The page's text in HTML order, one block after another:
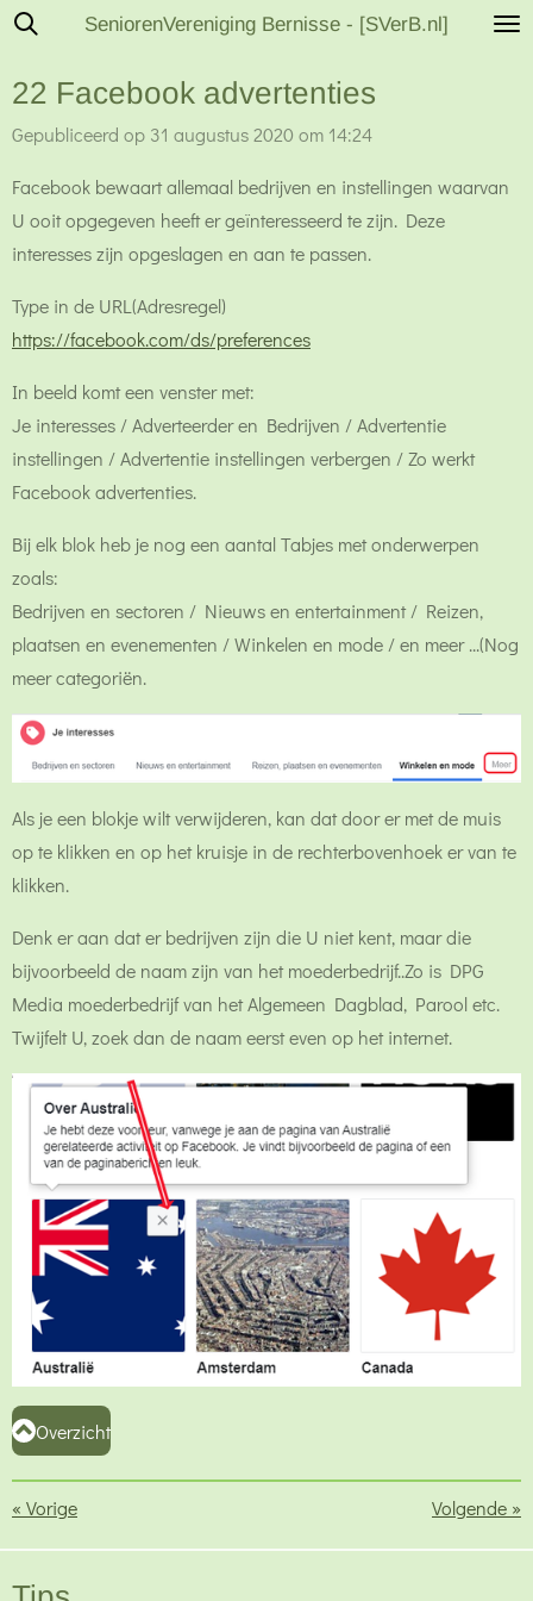
Ga
naar
de
SeniorenVereniging Bernisse - [SVerB.nl]
22 Facebook advertenties
Gepubliceerd op 31 augustus 2020 om 14:24
Facebook bewaart allemaal bedrijven en instellingen waarvan
U ooit opgegeven heeft er geïnteresseerd te zijn. Deze
interesses zijn opgeslagen en aan te passen.
Type in de URL(Adresregel)
https://facebook.com/ds/preferences
In beeld komt een venster met:
Je interesses / Adverteerder en Bedrijven / Advertentie
instellingen / Advertentie instellingen verbergen / Zo werkt
Facebook advertenties.
Bij elk blok heb je nog een aantal Tabjes met onderwerpen
zoals:
Bedrijven en sectoren / Nieuws en entertainment / Reizen,
plaatsen en evenementen / Winkelen en mode / en meer ...(Nog
meer categoriën.
Als je een blokje wilt verwijderen, kan dat door er met de muis
op te klikken en op het kruisje in de rechterbovenhoek er van te
klikken.
Denk er aan dat er bedrijven zijn die U niet kent, maar die
bijvoorbeeld de naam zijn van het moederbedrijf..Zo is DPG
Media moederbedrijf van het Algemeen Dagblad, Parool etc.
Twijfelt U, zoek dan de naam eerst even op het internet.
Overzicht
« Vorige Volgende »